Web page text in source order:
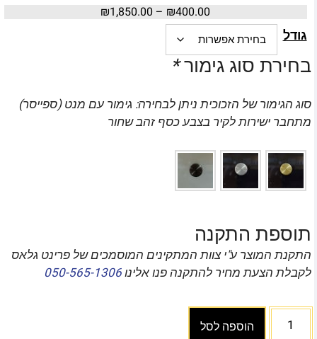
₪400.00
–
₪1,850.00
גודל
בחירת סוג גימור*
סוג הגימור של הזכוכית ניתן לבחירה: גימור עם מנט (ספייסר)
מתחבר ישירות לקיר בצבע כסף זהב שחור
תוספת התקנה
התקנת המוצר ע"י צוות המתקינים המוסמכים של פרינט גלאס
לקבלת הצעת מחיר להתקנה פנו אלינו050-565-1306
הוספה לסל